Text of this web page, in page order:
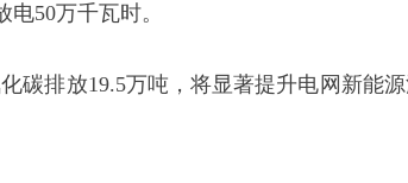
50万千瓦时。
碳排放19.5万吨，将显著提升电网新能